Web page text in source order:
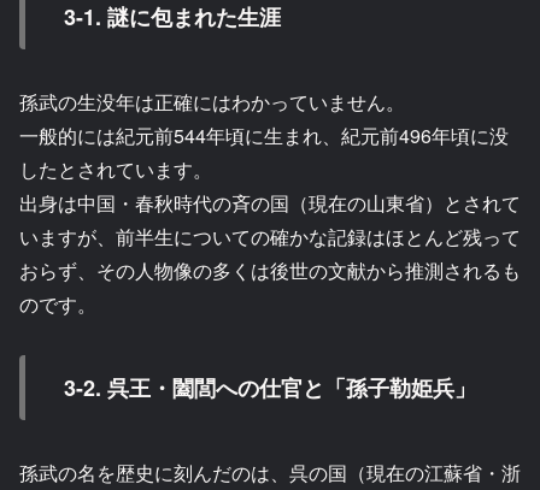
3-1. 謎に包まれた生涯
孫武の生没年は正確にはわかっていません。
一般的には紀元前544年頃に生まれ、紀元前496年頃に没
したとされています。
出身は中国・春秋時代の斉の国（現在の山東省）とされて
いますが、前半生についての確かな記録はほとんど残って
おらず、その人物像の多くは後世の文献から推測されるも
のです。
3-2. 呉王・闔閭への仕官と「孫子勒姫兵」
孫武の名を歴史に刻んだのは、呉の国（現在の江蘇省・浙